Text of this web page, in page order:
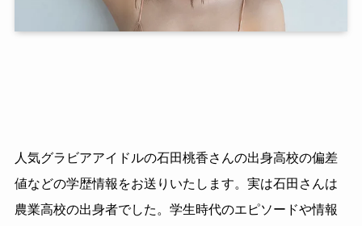
人気グラビアアイドルの石田桃香さんの出身高校の偏差
値などの学歴情報をお送りいたします。実は石田さんは
農業高校の出身者でした。学生時代のエピソードや情報